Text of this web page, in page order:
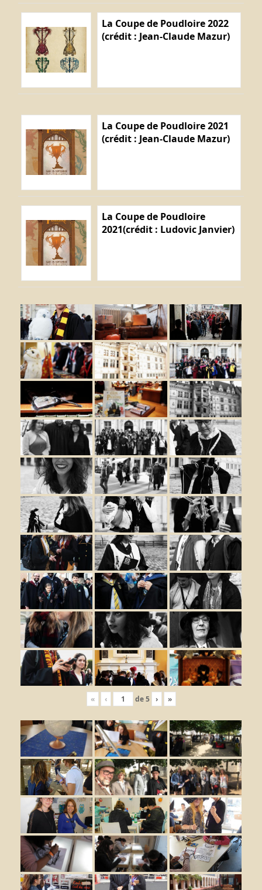
La Coupe de Poudloire 2022
(crédit : Jean-Claude Mazur)
La Coupe de Poudloire 2021
(crédit : Jean-Claude Mazur)
La Coupe de Poudloire
2021(crédit : Ludovic Janvier)
« ‹ de5 › »